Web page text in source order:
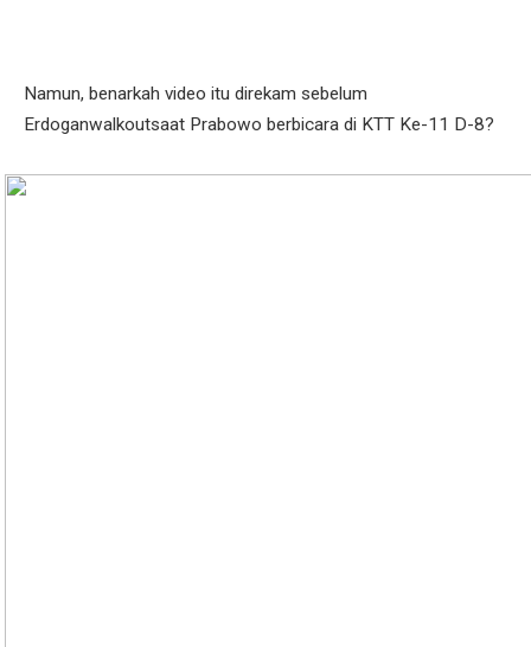
Namun, benarkah video itu direkam sebelum
Erdoganwalkoutsaat Prabowo berbicara di KTT Ke-11 D-8?